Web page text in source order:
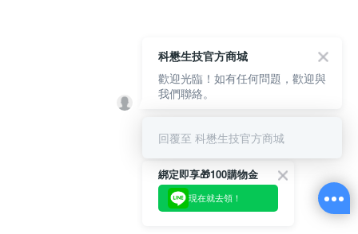
綁定即享🎁100購物金
現在就去領！
科懋生技官方商城
歡迎光臨！如有任何問題，歡迎與
我們聯絡。
回覆至 科懋生技官方商城